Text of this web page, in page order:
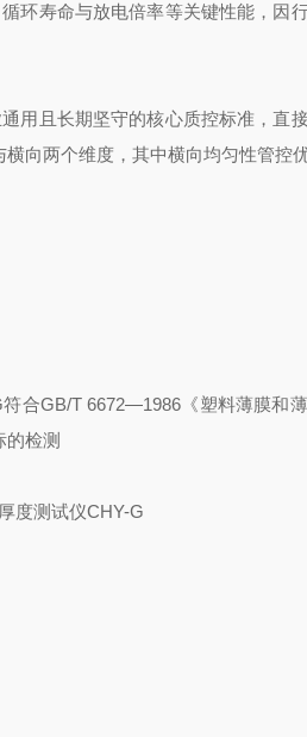
寿命与放电倍率等关键性能，因
且长期坚守的核心质控标准，直
向两个维度，其中横向均匀性管控
符合GB/T 6672—1986《塑料薄膜和
检测